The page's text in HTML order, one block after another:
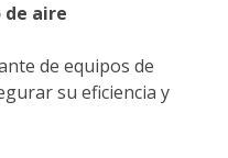
aire
de equipos de
su eficiencia y